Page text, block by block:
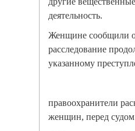
деятельность.
Женщине сообщили о
расследование
указанному
правоохранители
женщин, перед судом